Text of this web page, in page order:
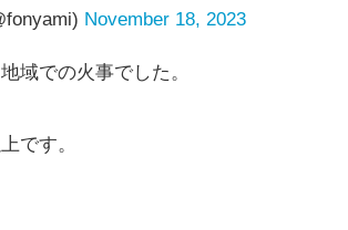
November 18, 2023
域での火事でした。
です。